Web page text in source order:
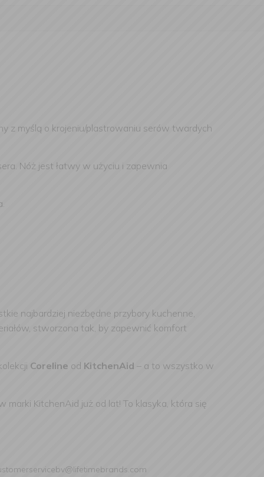
z myślą o krojeniu/plastrowaniu serów twardych
Nóż jest łatwy w użyciu i zapewnia
najbardziej niezbędne przybory kuchenne,
stworzona tak, by zapewnić komfort
Coreline od KitchenAid – a to wszystko w
marki KitchenAid już od lat! To klasyka, która się